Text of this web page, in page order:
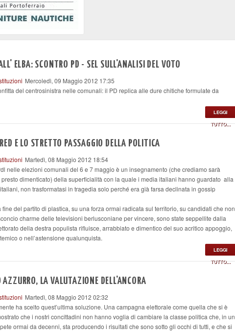
ELBA: SCONTRO PD - SEL SULL'ANALISI DEL VOTO
Mercoledì, 09 Maggio 2012 17:35
del centrosinistra nelle comunali: il PD replica alle dure chitiche formulate da
LEGGI
TUTTO...
E LO STRETTO PASSAGGIO DELLA POLITICA
Martedì, 08 Maggio 2012 18:54
nelle elezioni comunali del 6 e 7 maggio è un insegnamento (che crediamo sarà
dimenticato) della superficialità con la quale i media italiani hanno guardato alla
non trasformatasi in tragedia solo perché era già farsa declinata in gossip
del partito di plastica, su una forza ormai radicata sul territorio, su candidati che non
charme delle televisioni berlusconiane per vincere, sono state seppellite dalla
della destra populista rifluisce, arrabbiato e dimentico del suo acritico appoggio,
o nell’astensione qualunquista.
LEGGI
TUTTO...
AZZURRO, LA VALUTAZIONE DELL'ANCORA
Martedì, 08 Maggio 2012 02:32
ha scelto quest’ultima soluzione. Una campagna elettorale come quella che si è
che i nostri concittadini non hanno voglia di cambiare la classe politica che, in un
ormai da decenni, sta producendo i risultati che sono sotto gli occhi di tutti, e che si